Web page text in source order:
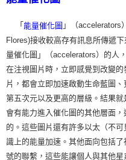
「 能量催化圖 」（accelerators
Flores)接收較高存有訊息所傳遞
量催化圖」（accelerators）的人
在注視圖片時，立即感覺到改變
片，都會立即加速啟動生命藍圖
第五次元以及更高的層級。結果
會有能力進入催化圖的其他層面
的。這些圖片還有許多以太（不
識上的能量加速。其他面向包括
號的聯繫，這些能讓個人與其他